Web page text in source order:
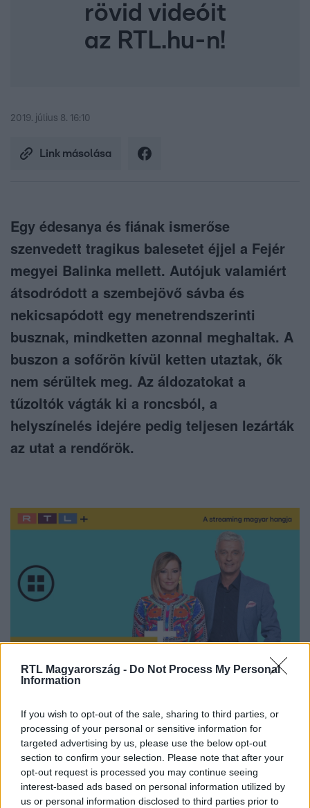
RTL Magyarország - Do Not Process My Personal
Information
If you wish to opt-out of the sale, sharing to third parties, or
processing of your personal or sensitive information for
targeted advertising by us, please use the below opt-out
section to confirm your selection. Please note that after your
opt-out request is processed you may continue seeing
interest-based ads based on personal information utilized by
us or personal information disclosed to third parties prior to
rövid videóit
az RTL.hu-n!
2019. július 8. 16:10
Link másolása
Egy édesanya és fiának ismerőse
szenvedett tragikus balesetet éjjel a Fejér
megyei Balinka mellett. Autójuk valamiért
átsodródott a szembejövő sávba és
nekicsapódott egy menetrendszerinti
busznak, mindketten azonnal meghaltak. A
buszon a sofőrön kívül ketten utaztak, ők
nem sérültek meg. Az áldozatokat a
tűzoltók vágták ki a roncsból, a
helyszínelés idejére pedig teljesen lezárták
az utat a rendőrök.
Itt állítsd be, hogy az RTL.hu az elsők között
legyen a Google-találatokban!